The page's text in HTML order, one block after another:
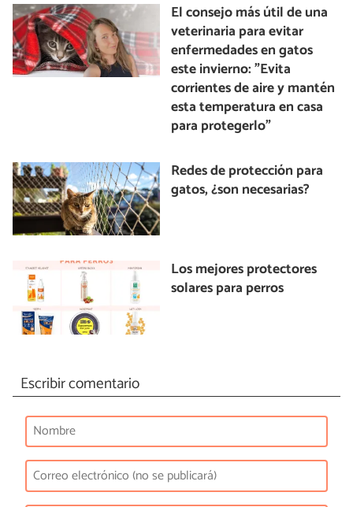
El consejo más útil de una
veterinaria para evitar
enfermedades en gatos
este invierno: "Evita
corrientes de aire y mantén
esta temperatura en casa
para protegerlo"
Redes de protección para
gatos, ¿son necesarias?
Los mejores protectores
solares para perros
Escribir comentario